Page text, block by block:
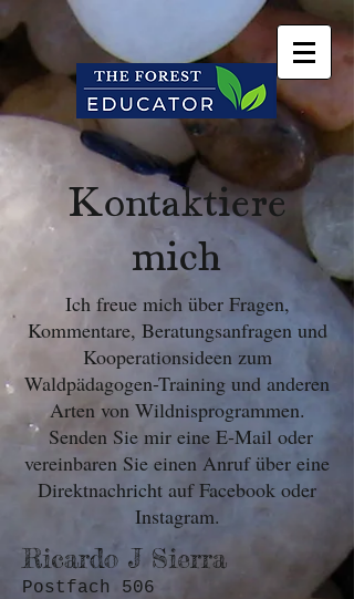
Kontaktiere
mich
Ich freue mich über Fragen,
Kommentare, Beratungsanfragen und
Kooperationsideen zum
Waldpädagogen-Training und anderen
Arten von Wildnisprogrammen.
Senden Sie mir eine E-Mail oder
vereinbaren Sie einen Anruf über eine
Direktnachricht auf Facebook oder
Instagram.
Ricardo J Sierra
Postfach 506